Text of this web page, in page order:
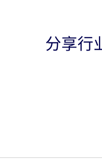
分享行